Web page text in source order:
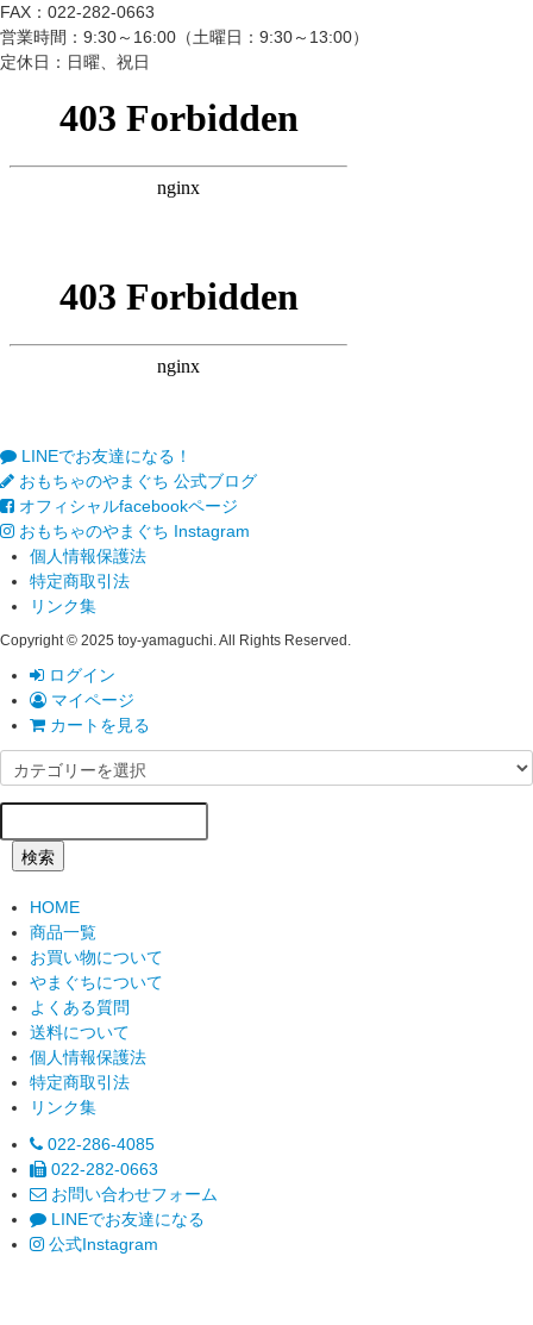
FAX：022-282-0663
営業時間：9:30～16:00（土曜日：9:30～13:00）
定休日：日曜、祝日
LINEでお友達になる！
おもちゃのやまぐち 公式ブログ
オフィシャルfacebookページ
おもちゃのやまぐち Instagram
個人情報保護法
特定商取引法
リンク集
Copyright © 2025 toy-yamaguchi. All Rights Reserved.
ログイン
マイページ
カートを見る
検索
HOME
商品一覧
お買い物について
やまぐちについて
よくある質問
送料について
個人情報保護法
特定商取引法
リンク集
022-286-4085
022-282-0663
お問い合わせフォーム
LINEでお友達になる
公式Instagram